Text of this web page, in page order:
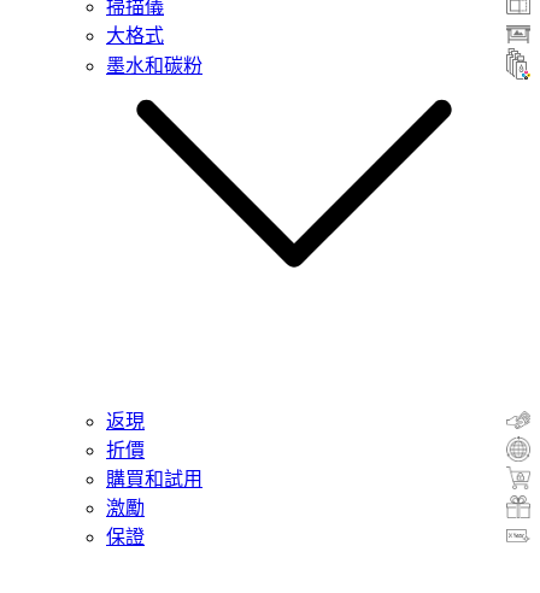
掃描儀
大格式
墨水和碳粉
返現
折價
購買和試用
激勵
保證